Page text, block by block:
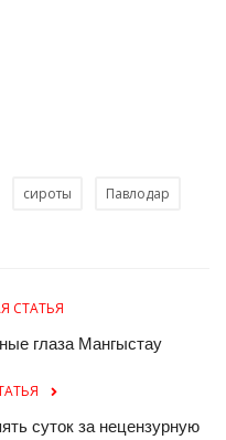
сироты Павлодар
СТАТЬЯ
глаза Мангыстау
суток за нецензурную